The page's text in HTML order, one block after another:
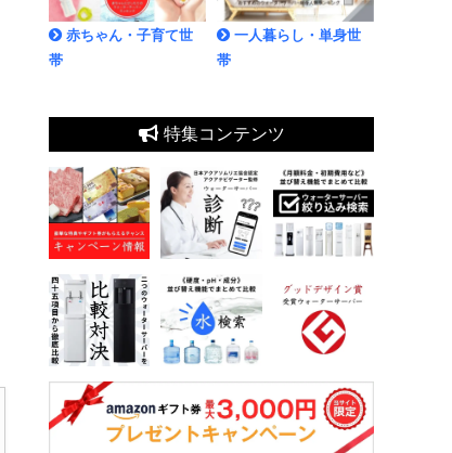
赤ちゃん・子育て世
帯
一人暮らし・単身世
帯
特集コンテンツ